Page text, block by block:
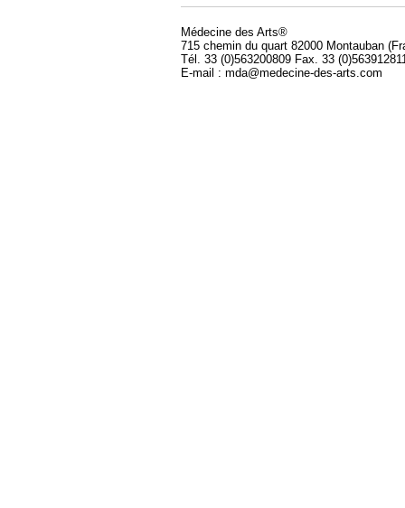
Médecine des Arts®
715 chemin du quart 82000 Montauban
Tél. 33 (0)563200809 Fax. 33
E-mail : mda@medecine-des-arts.com